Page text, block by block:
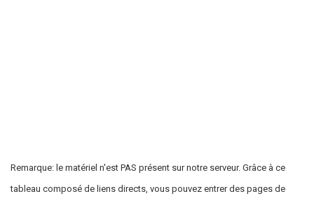
Remarque: le matériel n'est PAS présent sur notre serveur. Grâce à ce
tableau composé de liens directs, vous pouvez entrer des pages de